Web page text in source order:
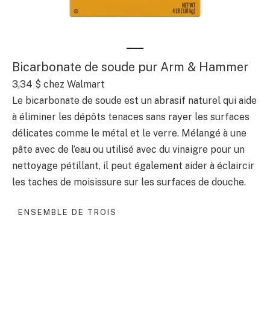
Bicarbonate de soude pur Arm & Hammer
3,34 $ chez Walmart
Le bicarbonate de soude est un abrasif naturel qui aide
à éliminer les dépôts tenaces sans rayer les surfaces
délicates comme le métal et le verre. Mélangé à une
pâte avec de l’eau ou utilisé avec du vinaigre pour un
nettoyage pétillant, il peut également aider à éclaircir
les taches de moisissure sur les surfaces de douche.
ENSEMBLE DE TROIS